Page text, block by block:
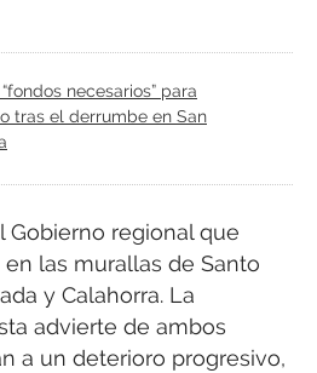
necesarios” para
tras el derrumbe en San
Gobierno regional que
en las murallas de Santo
y Calahorra. La
advierte de ambos
a un deterioro progresivo,